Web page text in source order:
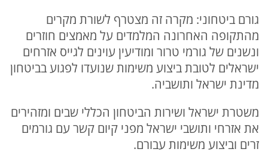
גורם ביטחוני: מקרה זה מצטרף לשורת מקרים
מהתקופה האחרונה המלמדים על מאמצים חוזרים
ונשנים של גורמי טרור ומודיעין עוינים לגייס אזרחים
ישראלים לטובת ביצוע משימות שנועדו לפגוע בביטחון
מדינת ישראל ותושביה.
משטרת ישראל ושירות הביטחון הכללי שבים ומזהירים
את אזרחי ותושבי ישראל מפני קיום קשר עם גורמים
זרים וביצוע משימות עבורם.